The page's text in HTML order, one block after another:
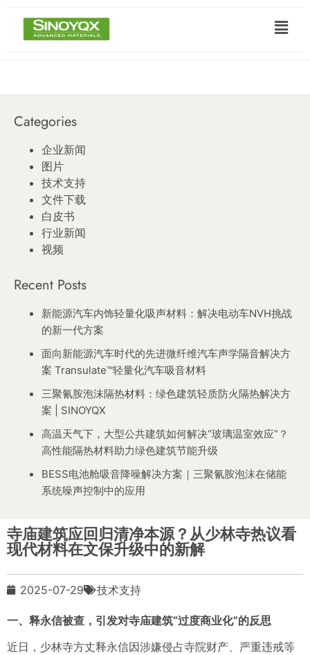
Categories
企业新闻
图片
技术支持
文件下载
白皮书
行业新闻
视频
Recent Posts
新能源汽车内饰轻量化吸声材料：解决电动车NVH挑战
的新一代方案
面向新能源汽车时代的先进微纤维汽车声学隔音解决方
案 Transulate™轻量化汽车吸音材料
三聚氰胺泡沫隔热材料：绿色建筑轻质防火隔热解决方
案 | SINOYQX
高温天气下，大型公共建筑如何解决“玻璃温室效应”？
高性能隔热材料助力绿色建筑节能升级
BESS电池舱吸音降噪解决方案｜三聚氰胺泡沫在储能
系统噪声控制中的应用
寺庙建筑应回归清净本源？从少林寺热议看
现代材料在文保升级中的新解
2025-07-29 技术支持
一、释永信被查，引发对寺庙建筑“过度商业化”的反思
近日，少林寺方丈释永信因涉嫌侵占寺院财产、严重违戒等